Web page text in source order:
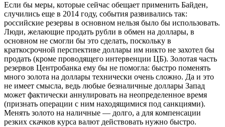
Если бы меры, которые сейчас обещает применить Байден,
случились еще в 2014 году, события развивались так:
российские резервы в основном нельзя было бы использовать.
Люди, желающие продать рубли в обмен на доллары, в
основном не смогли бы это сделать, поскольку в
краткосрочной перспективе доллары им никто не захотел бы
продать (кроме проводящего интервенции ЦБ). Золотая часть
резервов Центробанка ему бы не помогла: быстро поменять
много золота на доллары технически очень сложно. Да и это
не имеет смысла, ведь любые безналичные доллары Запад
может фактически аннулировать на неопределенное время
(признать операции с ним находящимися под санкциями).
Менять золото на наличные — долго, а для компенсации
резких скачков курса валют действовать нужно быстро.